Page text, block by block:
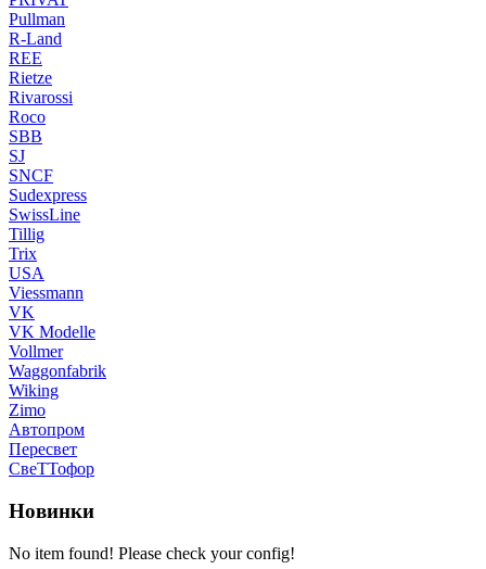
Pullman
R-Land
REE
Rietze
Rivarossi
Roco
SBB
SJ
SNCF
Sudexpress
SwissLine
Tillig
Trix
USA
Viessmann
VK
VK Modelle
Vollmer
Waggonfabrik
Wiking
Zimo
Автопром
Пересвет
СвеТТофор
Новинки
No item found! Please check your config!